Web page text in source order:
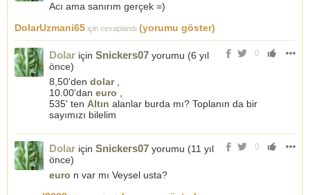
Acı ama sanırım gerçek =)
DolarUzmani65 için cevaplandı (yorumu göster)
0
Dolar için Snickers07 yorumu (6 yıl
önce)
8,50'den dolar,
10.00'dan euro
535' ten Altın alanlar burda mı? Toplanın da bir
sayımızı bilelim
0
Dolar için Snickers07 yorumu (11 yıl
önce)
euro n var mı Veysel usta?